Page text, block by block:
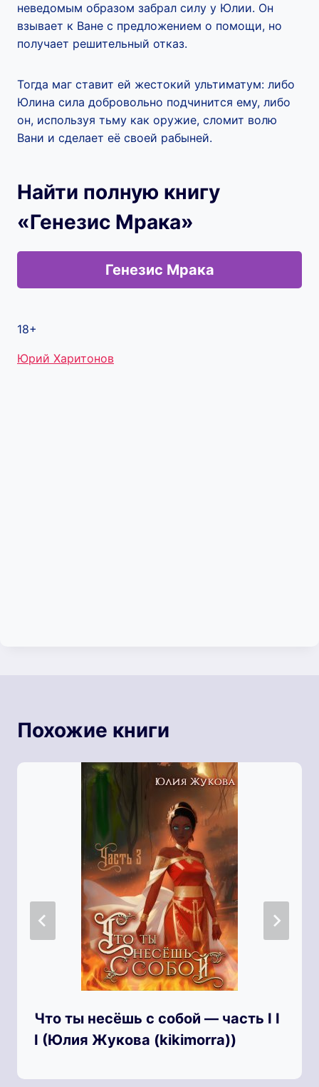
неведомым образом забрал силу у Юлии. Он
взывает к Ване с предложением о помощи, но
получает решительный отказ.
Тогда маг ставит ей жестокий ультиматум: либо
Юлина сила добровольно подчинится ему, либо
он, используя тьму как оружие, сломит волю
Вани и сделает её своей рабыней.
Найти полную книгу
«Генезис Мрака»
Генезис Мрака
18+
Метки
Юрий Харитонов
Похожие книги
Что ты несёшь с собой — часть I I
I (Юлия Жукова (kikimorra))